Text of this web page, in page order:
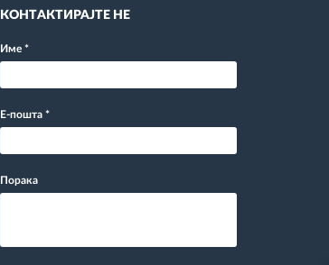
КОНТАКТИРАЈТЕ НЕ
Име *
Е-пошта *
Порака